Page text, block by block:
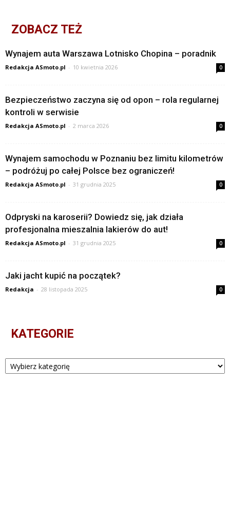
ZOBACZ TEŻ
Wynajem auta Warszawa Lotnisko Chopina – poradnik
Redakcja ASmoto.pl - 10 kwietnia 2026 0
Bezpieczeństwo zaczyna się od opon – rola regularnej
kontroli w serwisie
Redakcja ASmoto.pl - 2 marca 2026 0
Wynajem samochodu w Poznaniu bez limitu kilometrów
– podróżuj po całej Polsce bez ograniczeń!
Redakcja ASmoto.pl - 31 grudnia 2025 0
Odpryski na karoserii? Dowiedz się, jak działa
profesjonalna mieszalnia lakierów do aut!
Redakcja ASmoto.pl - 31 grudnia 2025 0
Jaki jacht kupić na początek?
Redakcja - 28 listopada 2025 0
KATEGORIE
Kategorie